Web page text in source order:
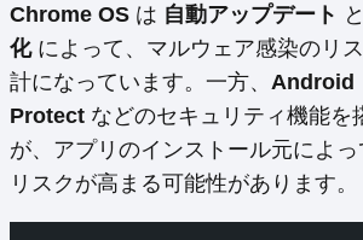
Chrome OS は 自動アップデート と
化によって、マルウェア感染のリ
計になっています。一方、 Android
Protect などのセキュリティ機能を
が、アプリのインストール元によ
リスクが高まる可能性があります。